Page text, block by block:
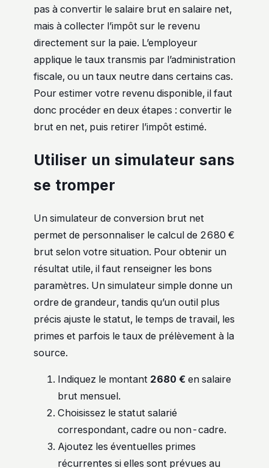
pas à convertir le salaire brut en salaire net,
mais à collecter l’impôt sur le revenu
directement sur la paie. L’employeur
applique le taux transmis par l’administration
fiscale, ou un taux neutre dans certains cas.
Pour estimer votre revenu disponible, il faut
donc procéder en deux étapes : convertir le
brut en net, puis retirer l’impôt estimé.
Utiliser un simulateur sans
se tromper
Un simulateur de conversion brut net
permet de personnaliser le calcul de 2680 €
brut selon votre situation. Pour obtenir un
résultat utile, il faut renseigner les bons
paramètres. Un simulateur simple donne un
ordre de grandeur, tandis qu’un outil plus
précis ajuste le statut, le temps de travail, les
primes et parfois le taux de prélèvement à la
source.
Indiquez le montant 2680 € en salaire
brut mensuel.
Choisissez le statut salarié
correspondant, cadre ou non-cadre.
Ajoutez les éventuelles primes
récurrentes si elles sont prévues au